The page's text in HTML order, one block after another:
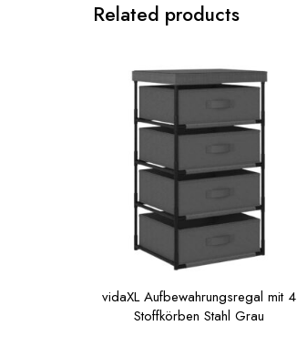
Related products
vidaXL Aufbewahrungsregal mit 4
Stoffkörben Stahl Grau